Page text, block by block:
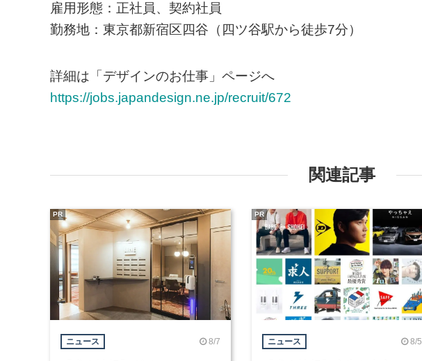
雇用形態：正社員、契約社員
勤務地：東京都新宿区四谷（四ツ谷駅から徒歩7分）
詳細は「デザインのお仕事」ページへ
https://jobs.japandesign.ne.jp/recruit/672
関連記事
ニュース 8/7
PR
ニュース 8/5
PR